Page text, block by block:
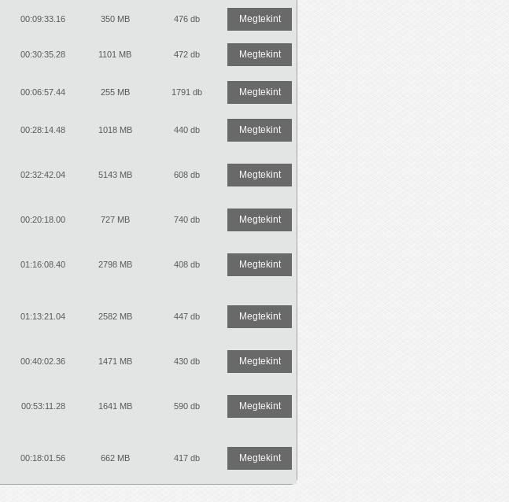
00:09:33.16 350 MB 476 db Megtekint
00:30:35.28 1101 MB 472 db Megtekint
00:06:57.44 255 MB 1791 db Megtekint
00:28:14.48 1018 MB 440 db Megtekint
02:32:42.04 5143 MB 608 db Megtekint
00:20:18.00 727 MB 740 db Megtekint
01:16:08.40 2798 MB 408 db Megtekint
01:13:21.04 2582 MB 447 db Megtekint
00:40:02.36 1471 MB 430 db Megtekint
00:53:11.28 1641 MB 590 db Megtekint
00:18:01.56 662 MB 417 db Megtekint